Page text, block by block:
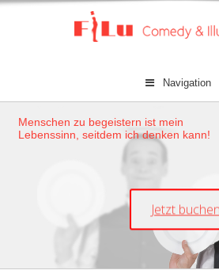
Navigation
Menschen zu begeistern ist mein
Lebenssinn, seitdem ich denken kann!
Jetzt